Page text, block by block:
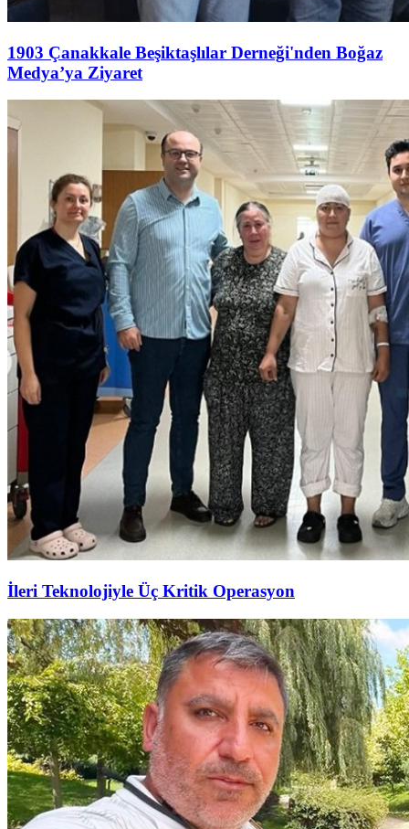
1903 Çanakkale Beşiktaşlılar Derneği'nden Boğaz
Medya’ya Ziyaret
İleri Teknolojiyle Üç Kritik Operasyon